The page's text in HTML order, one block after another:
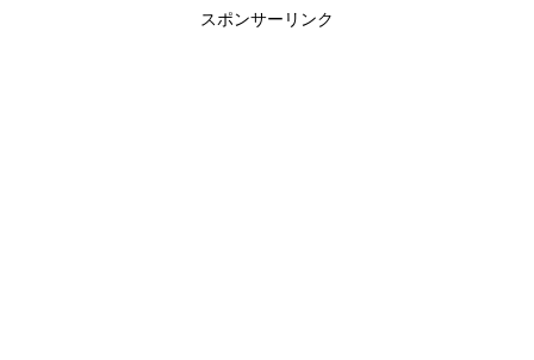
スポンサーリンク